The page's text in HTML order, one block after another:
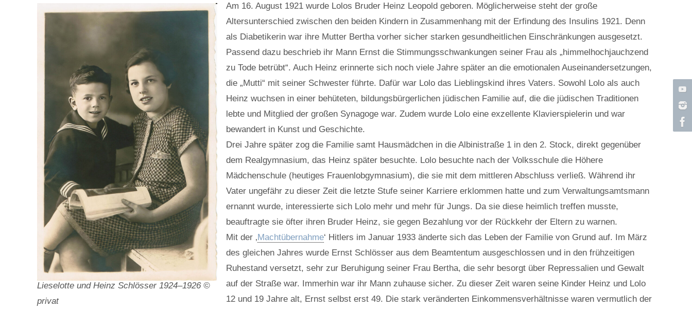
Lieselotte und Heinz Schlösser 1924–1926 ©
privat
Am 16. August 1921 wurde Lolos Bruder Heinz Leopold geboren. Möglicherweise steht der große
Altersunterschied zwischen den beiden Kindern in Zusammenhang mit der Erfindung des Insulins 1921. Denn
als Diabetikerin war ihre Mutter Bertha vorher sicher starken gesundheitlichen Einschränkungen ausgesetzt.
Passend dazu beschrieb ihr Mann Ernst die Stimmungsschwankungen seiner Frau als „himmelhochjauchzend
zu Tode betrübt“. Auch Heinz erinnerte sich noch viele Jahre später an die emotionalen Auseinandersetzungen,
die „Mutti“ mit seiner Schwester führte. Dafür war Lolo das Lieblingskind ihres Vaters. Sowohl Lolo als auch
Heinz wuchsen in einer behüteten, bildungsbürgerlichen jüdischen Familie auf, die die jüdischen Traditionen
lebte und Mitglied der großen Synagoge war. Zudem wurde Lolo eine exzellente Klavierspielerin und war
bewandert in Kunst und Geschichte.
Drei Jahre später zog die Familie samt Hausmädchen in die Albinistraße 1 in den 2. Stock, direkt gegenüber
dem Realgymnasium, das Heinz später besuchte. Lolo besuchte nach der Volksschule die Höhere
Mädchenschule (heutiges Frauenlobgymnasium), die sie mit dem mittleren Abschluss verließ. Während ihr
Vater ungefähr zu dieser Zeit die letzte Stufe seiner Karriere erklommen hatte und zum Verwaltungsamtsmann
ernannt wurde, interessierte sich Lolo mehr und mehr für Jungs. Da sie diese heimlich treffen musste,
beauftragte sie öfter ihren Bruder Heinz, sie gegen Bezahlung vor der Rückkehr der Eltern zu warnen.
Mit der ‚Machtübernahme‘ Hitlers im Januar 1933 änderte sich das Leben der Familie von Grund auf. Im März
des gleichen Jahres wurde Ernst Schlösser aus dem Beamtentum ausgeschlossen und in den frühzeitigen
Ruhestand versetzt, sehr zur Beruhigung seiner Frau Bertha, die sehr besorgt über Repressalien und Gewalt
auf der Straße war. Immerhin war ihr Mann zuhause sicher. Zu dieser Zeit waren seine Kinder Heinz und Lolo
12 und 19 Jahre alt, Ernst selbst erst 49. Die stark veränderten Einkommensverhältnisse waren vermutlich der